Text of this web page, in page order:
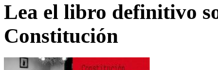
Lea el libro definitivo
Constitución